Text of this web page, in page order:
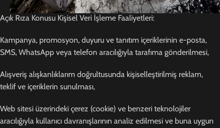
Açık Rıza Konusu Kişisel Veri İşleme Faaliyetleri:
Kampanya, promosyon, duyuru ve tanıtım içeriklerinin e-posta,
SMS, WhatsApp veya telefon aracılığıyla tarafıma gönderilmesi,
Alışveriş alışkanlıklarım doğrultusunda kişiselleştirilmiş reklam,
teklif ve içeriklerin sunulması,
Web sitesi üzerindeki çerez (cookie) ve benzeri teknolojiler
aracılığıyla kullanıcı davranışlarının analiz edilmesi ve buna uygun